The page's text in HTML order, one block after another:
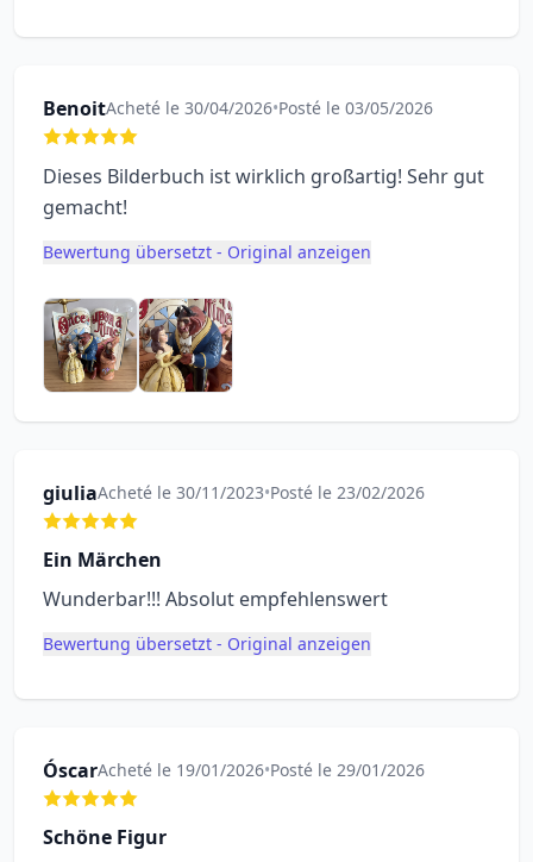
BenoitAcheté le 30/04/2026•Posté le 03/05/2026
Dieses Bilderbuch ist wirklich großartig! Sehr gut
gemacht!
Bewertung übersetzt - Original anzeigen
giuliaAcheté le 30/11/2023•Posté le 23/02/2026
Ein Märchen
Wunderbar!!! Absolut empfehlenswert
Bewertung übersetzt - Original anzeigen
ÓscarAcheté le 19/01/2026•Posté le 29/01/2026
Schöne Figur